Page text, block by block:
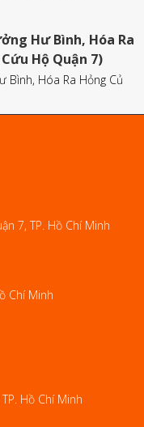
Hư Bình, Hóa Ra
Hộ Quận 7)
Bình, Hóa Ra Hỏng Củ
7, TP. Hồ Chí Minh
Chí Minh
Hồ Chí Minh